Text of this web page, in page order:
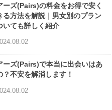
ーズ(Pairs)の料金をお得で安く
る方法を解説｜男女別のプラン
いても詳しく紹介
ーズ(Pairs)で本当に出会いはあ
？不安を解消します！